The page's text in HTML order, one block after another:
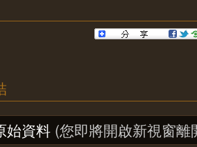
始資料 (您即將開啟新視窗離